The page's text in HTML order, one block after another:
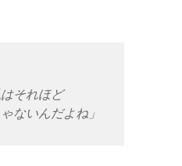
それほど
ないんだよね」